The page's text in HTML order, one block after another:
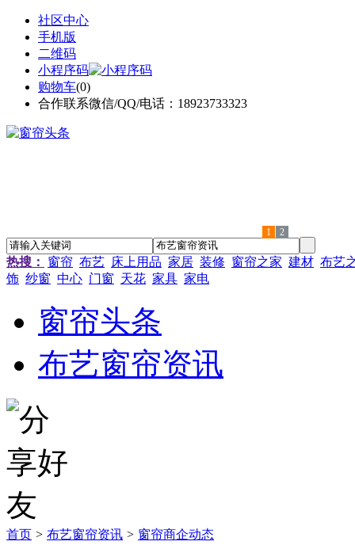
社区中心
手机版
二维码
小程序码
购物车(0)
合作联系微信/QQ/电话：18923733323
1 2
热搜： 窗帘 布艺 床上用品 家居 装修 窗帘之家 建材 布艺
饰 纱窗 中心 门窗 天花 家具 家电
窗帘头条
布艺窗帘资讯
首页 > 布艺窗帘资讯 > 窗帘商企动态